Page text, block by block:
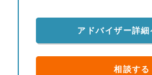
アドバイザー詳
相談する